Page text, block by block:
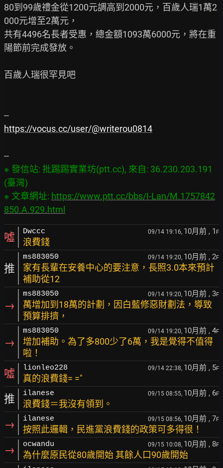
80到99歲禮金從1200元調高到2000元，百歲人瑞1萬2
000元增至2萬元，
共有4496名長者受惠，總金額1093萬6000元，將在重
陽節前完成發放。
百歲人瑞很罕見吧
https://vocus.cc/user/@writerou0814
※ 發信站: 批踢踢實業坊(ptt.cc), 來自: 36.230.203.191
(臺灣)
※ 文章網址: https://www.ptt.cc/bbs/I-Lan/M.1757842
850.A.929.html
噓 Dwccc 09/14 19:16, 10月前 , 1 F
浪費錢
推
ms883050 09/14 19:20, 10月前 , 2F
家有長輩在安養中心的要注意，長照3.0本來預計
補助從12
→
ms883050 09/14 19:20, 10月前 , 3F
萬增加到18萬的計劃，因白藍修惡財劃法，導致
預算排擠，
→
ms883050 09/14 19:20, 10月前 , 4F
增加補助。為了多800少了6萬，我是覺得不值得
啦！
噓 lionleo228 09/14 22:38, 10月前 , 5F
真的浪費錢= ="
推 ilanese 09/15 08:55, 10月前 , 6F
浪費錢＝我沒有領到。
→ ilanese 09/15 08:56, 10月前 , 7F
按照此邏輯，民進黨浪費錢的政策可多得很！
→ ocwandu 09/15 10:08, 10月前 , 8F
為什麼原民從80歲開始 其餘人口90歲開始